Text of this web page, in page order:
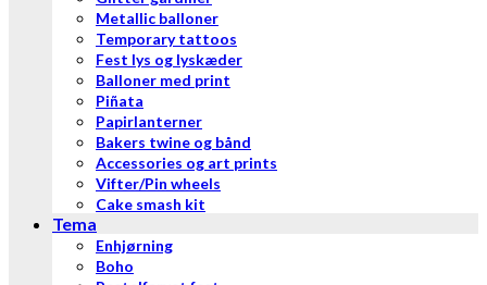
Metallic balloner
Temporary tattoos
Fest lys og lyskæder
Balloner med print
Piñata
Papirlanterner
Bakers twine og bånd
Accessories og art prints
Vifter/Pin wheels
Cake smash kit
Tema
Enhjørning
Boho